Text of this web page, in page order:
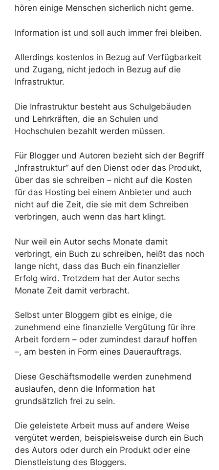
hören einige Menschen sicherlich nicht gerne.
Information ist und soll auch immer frei bleiben.
Allerdings kostenlos in Bezug auf Verfügbarkeit
und Zugang, nicht jedoch in Bezug auf die
Infrastruktur.
Die Infrastruktur besteht aus Schulgebäuden
und Lehrkräften, die an Schulen und
Hochschulen bezahlt werden müssen.
Für Blogger und Autoren bezieht sich der Begriff
„Infrastruktur“ auf den Dienst oder das Produkt,
über das sie schreiben – nicht auf die Kosten
für das Hosting bei einem Anbieter und auch
nicht auf die Zeit, die sie mit dem Schreiben
verbringen, auch wenn das hart klingt.
Nur weil ein Autor sechs Monate damit
verbringt, ein Buch zu schreiben, heißt das noch
lange nicht, dass das Buch ein finanzieller
Erfolg wird. Trotzdem hat der Autor sechs
Monate Zeit damit verbracht.
Selbst unter Bloggern gibt es einige, die
zunehmend eine finanzielle Vergütung für ihre
Arbeit fordern – oder zumindest darauf hoffen
–, am besten in Form eines Dauerauftrags.
Diese Geschäftsmodelle werden zunehmend
auslaufen, denn die Information hat
grundsätzlich frei zu sein.
Die geleistete Arbeit muss auf andere Weise
vergütet werden, beispielsweise durch ein Buch
des Autors oder durch ein Produkt oder eine
Dienstleistung des Bloggers.